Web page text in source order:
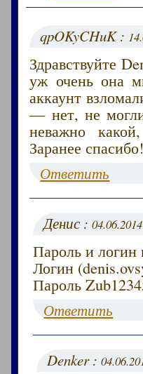
qpOKyCHuK :
Здравствуйте
уж очень она
аккаунт
— нет, не
неважно
Заранее спасибо!
Ответить
Денис :
Пароль и логин
Логин
Пароль
Ответить
Denker :